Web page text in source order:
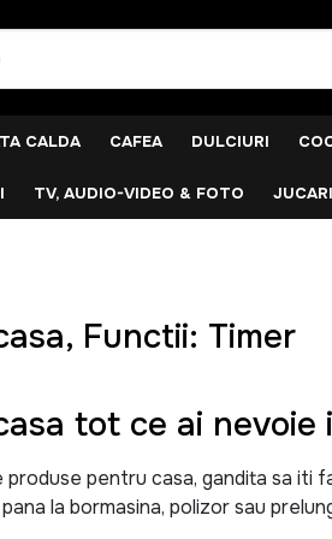
CALDA CAFEA DULCIURI
TV, AUDIO-VIDEO & FOTO
Functii: Timer
tot ce ai
pentru casa, gandita sa iti
la bormasina, polizor sau